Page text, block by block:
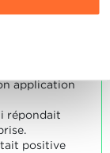
deen
application
répondait
positive